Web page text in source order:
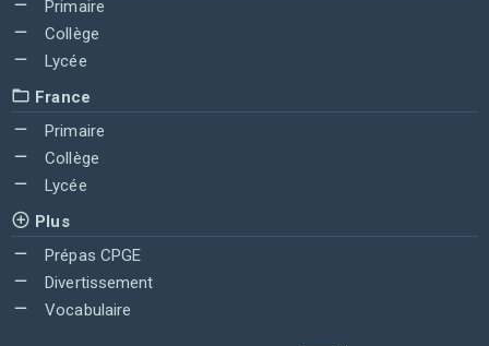
Primaire
Collège
Lycée
France
Primaire
Collège
Lycée
Plus
Prépas CPGE
Divertissement
Vocabulaire